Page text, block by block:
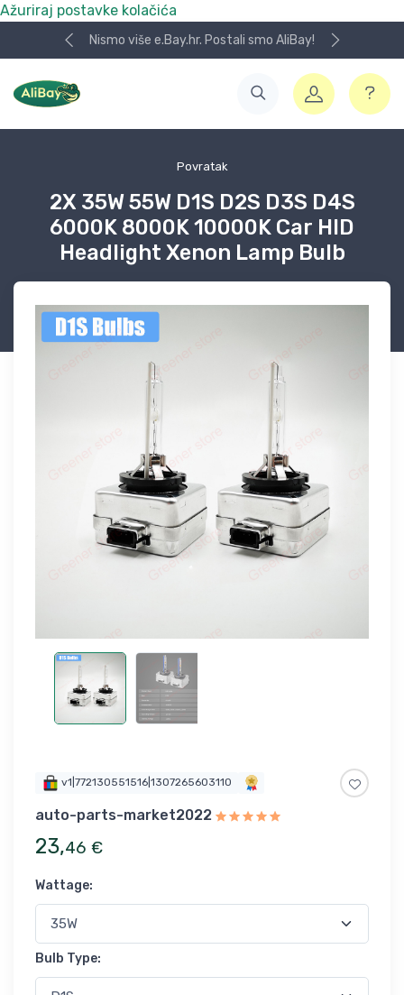
Ažuriraj postavke kolačića
Nismo više e.Bay.hr. Postali smo AliBay!
Povratak
2X 35W 55W D1S D2S D3S D4S
6000K 8000K 10000K Car HID
Headlight Xenon Lamp Bulb
v1|772130551516|1307265603110
auto-parts-market2022
23,46 €
Wattage:
Bulb Type: